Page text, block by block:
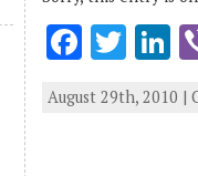
F
e
T
w
it k
August 29th, 2010 |